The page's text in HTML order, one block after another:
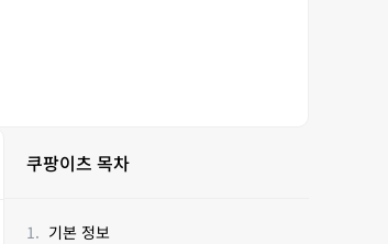
쿠팡이츠 목차
기본 정보